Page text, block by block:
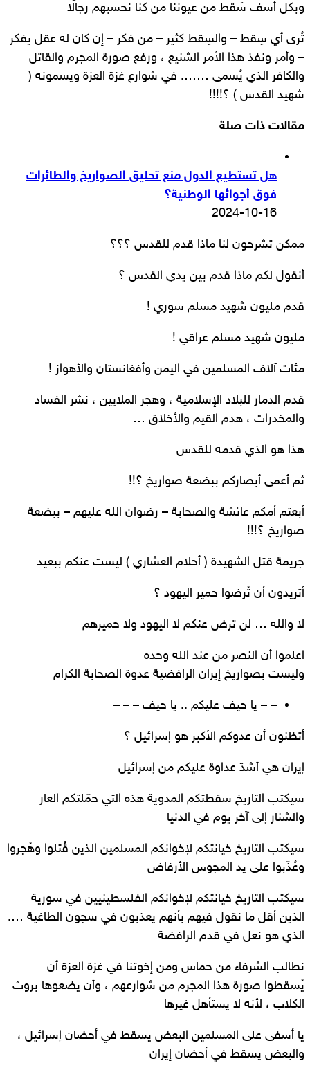
وبكل أسف سَقط من عيوننا من كنا نحسبهم رجالًا
تُرى أي سِقط – والسِقط كثير – من فكر – إن كان له عقل يفكر
– وأمر ونفذ هذا الأمر الشنيع ، ورفع صورة المجرم والقاتل
والكافر الذي يُسمى ……. في شوارع غزة العزة ويسمونه (
شهيد القدس ) ؟!!!!
مقالات ذات صلة
هل تستطيع الدول منع تحليق الصواريخ والطائرات
فوق أجوائها الوطنية؟
2024-10-16
ممكن تشرحون لنا ماذا قدم للقدس ؟؟؟
أنقول لكم ماذا قدم بين يدي القدس ؟
قدم مليون شهيد مسلم سوري !
مليون شهيد مسلم عراقي !
مئات آلاف المسلمين في اليمن وأفغانستان والأهواز !
قدم الدمار للبلاد الإسلامية ، وهجر الملايين ، نشر الفساد
والمخدرات ، هدم القيم والأخلاق …
هذا هو الذي قدمه للقدس
ثم أعمى أبصاركم ببضعة صواريخ ؟!!
أبعتم أمكم عائشة والصحابة – رضوان الله عليهم – ببضعة
صواريخ ؟!!!
جريمة قتل الشهيدة ( أحلام العشاري ) ليست عنكم ببعيد
أتريدون أن تُرضوا حمير اليهود ؟
لا والله … لن ترض عنكم لا اليهود ولا حميرهم
اعلموا أن النصر من عند الله وحده
وليست بصواريخ إيران الرافضية عدوة الصحابة الكرام
– – يا حيف عليكم .. يا حيف – – –
أتظنون أن عدوكم الأكبر هو إسرائيل ؟
إيران هي أشدّ عداوة عليكم من إسرائيل
سيكتب التاريخ سقطتكم المدوية هذه التي حمّلتكم العار
والشنار إلى آخر يوم في الدنيا
سيكتب التاريخ خيانتكم لإخوانكم المسلمين الذين قُتلوا وهُجروا
وعُذّبوا على يد المجوس الأرفاض
سيكتب التاريخ خيانتكم لإخوانكم الفلسطينيين في سورية
الذين أقل ما نقول فيهم بأنهم يعذبون في سجون الطاغية ….
الذي هو نعل في قدم الرافضة
نطالب الشرفاء من حماس ومن إخوتنا في غزة العزة أن
يُسقطوا صورة هذا المجرم من شوارعهم ، وأن يضعوها بروث
الكلاب ، لأنه لا يستأهل غيرها
يا أسفى على المسلمين البعض يسقط في أحضان إسرائيل ،
والبعض يسقط في أحضان إيران